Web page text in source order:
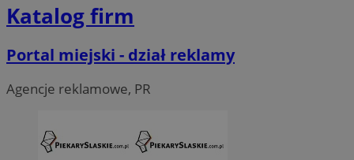
Katalog firm
Portal miejski - dział reklamy
Agencje reklamowe, PR